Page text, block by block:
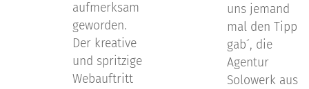
aufmerksam
geworden.
Der kreative
und spritzige
Webauftritt
uns jemand
mal den Tipp
gab´, die
Agentur
Solowerk aus